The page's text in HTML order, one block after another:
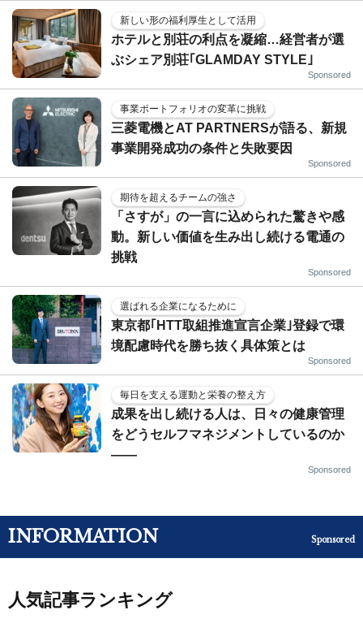
新しい形の福利厚生として活用
ホテルと別荘の利点を凝縮…経営者が選
ぶシェア別荘｢GLAMDAY STYLE｣
Sponsored
事業ポートフォリオの変革に挑戦
三菱電機とAT PARTNERSが語る、新規
事業開発成功の条件と失敗要因
Sponsored
期待を超えるチームの強さ
「さすが」の一言に込められた驚きや感
動。新しい価値を生み出し続ける電通の
挑戦
Sponsored
選ばれる企業になるために
東京都｢HTT取組推進宣言企業｣登録で環
境配慮時代を勝ち抜く具体策とは
Sponsored
毎日を支える運動と栄養の整え方
成果を出し続ける人は、日々の健康管理
をどうセルフマネジメントしているのか
——
Sponsored
INFORMATION Sponsored
人気記事ランキング